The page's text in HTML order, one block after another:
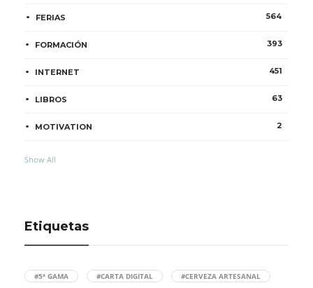
FERIAS 564
FORMACIÓN 393
INTERNET 451
LIBROS 63
MOTIVATION 2
Show All
Etiquetas
#5ª GAMA #CARTA DIGITAL #CERVEZA ARTESANAL